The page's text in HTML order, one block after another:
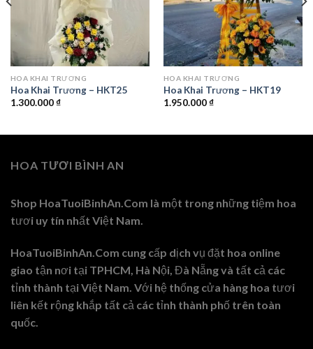
HOA KHAI TRƯƠNG
Hoa Khai Trương – HKT25
1.300.000₫
HOA KHAI TRƯƠNG
Hoa Khai Trương – HKT19
1.950.000₫
HOA TƯƠI BÌNH AN
Shop HoaTuoiBinhAn.Com là một trong những tiệm hoa
tươi uy tín nhất Việt Nam.
HoaTuoiBinhAn.Com cung cấp dịch vụ đặt hoa online
giao tận nơi tại TPHCM, Hà Nội, Đà Nẵng và tất cả các
tỉnh thành tại Việt Nam. Với hệ thống cửa hàng hoa tươi
liên kết rộng khắp tất cả các tỉnh thành phố trên toàn
quốc.